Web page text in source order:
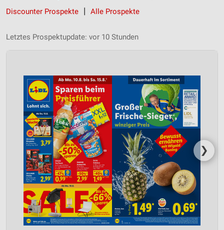
Discounter Prospekte
Alle Prospekte
Letztes Prospektupdate: vor 10 Stunden
❯